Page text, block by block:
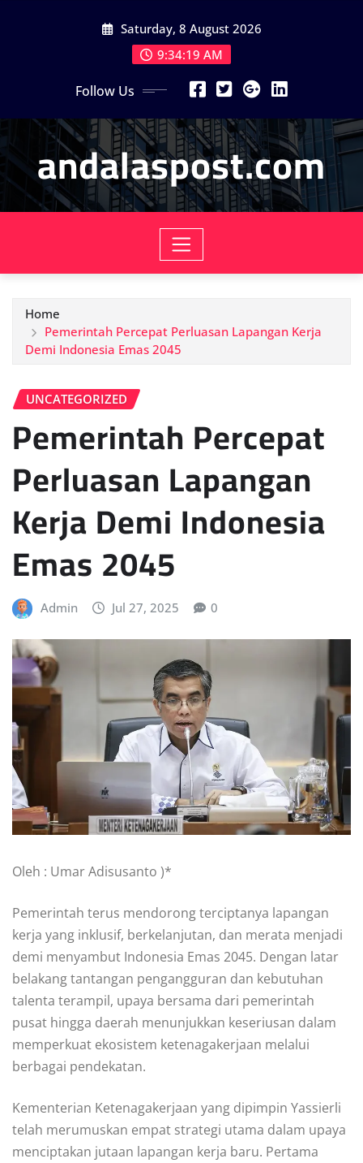
Saturday, 8 August 2026
9:34:21 AM
Follow Us
andalaspost.com
Home
Pemerintah Percepat Perluasan Lapangan Kerja
Demi Indonesia Emas 2045
UNCATEGORIZED
Pemerintah Percepat
Perluasan Lapangan
Kerja Demi Indonesia
Emas 2045
Admin Jul 27, 2025 0
Oleh : Umar Adisusanto )*
Pemerintah terus mendorong terciptanya lapangan
kerja yang inklusif, berkelanjutan, dan merata menjadi
demi menyambut Indonesia Emas 2045. Dengan latar
belakang tantangan pengangguran dan kebutuhan
talenta terampil, upaya bersama dari pemerintah
pusat hingga daerah menunjukkan keseriusan dalam
memperkuat ekosistem ketenagakerjaan melalui
berbagai pendekatan.
Kementerian Ketenagakerjaan yang dipimpin Yassierli
telah merumuskan empat strategi utama dalam upaya
menciptakan jutaan lapangan kerja baru. Pertama